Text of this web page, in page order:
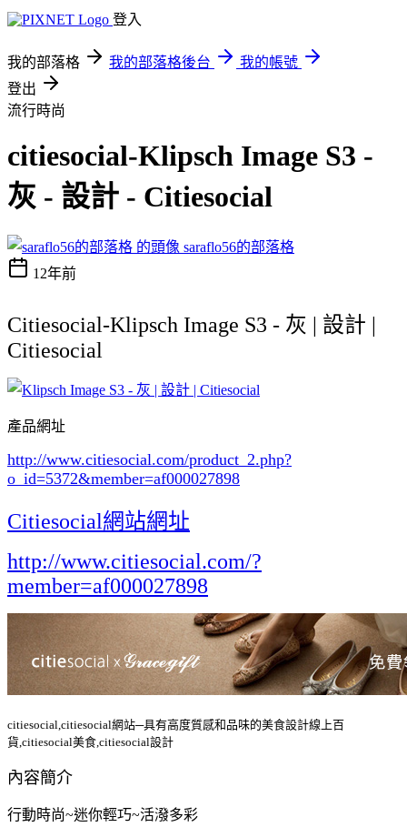
登入
我的部落格 我的部落格後台
我的帳號
登出
流行時尚
citiesocial-Klipsch Image S3 -
灰 - 設計 - Citiesocial
saraflo56的部落格
12年前
Citiesocial-Klipsch Image S3 - 灰 | 設計 |
Citiesocial
產品網址
http://www.citiesocial.com/product_2.php?
o_id=5372&member=af000027898
Citiesocial網站網址
http://www.citiesocial.com/?
member=af000027898
citiesocial,citiesocial網站─具有高度質感和品味的美食設計線上百
貨,citiesocial美食,citiesocial設計
內容簡介
行動時尚~迷你輕巧~活潑多彩